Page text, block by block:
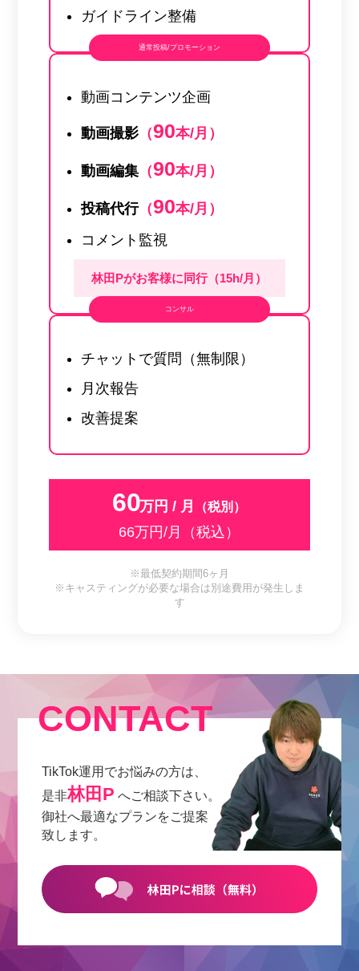
ガイドライン整備
通常投稿/プロモーション
動画コンテンツ企画
動画撮影（90本/月）
動画編集（90本/月）
投稿代行（90本/月）
コメント監視
林田Pがお客様に同行（15h/月）
コンサル
チャットで質問（無制限）
月次報告
改善提案
60万円 / 月 （税別）
66万円/月（税込）
※最低契約期間6ヶ月
※キャスティングが必要な場合は別途費用が発生しま
す
CONTACT
TikTok運用でお悩みの方は、
是非林田P へご相談下さい。
御社へ最適なプランをご提案
致します。